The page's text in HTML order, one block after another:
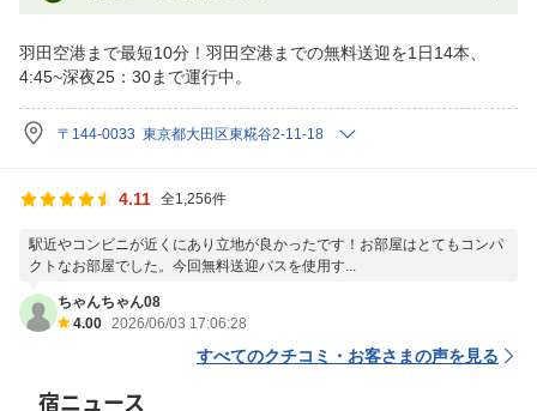
羽田空港まで最短10分！羽田空港までの無料送迎を1日14本、
4:45~深夜25：30まで運行中。
〒144-0033 東京都大田区東糀谷2-11-18
4.11 全1,256件
駅近やコンビニが近くにあり立地が良かったです！お部屋はとてもコンパ
クトなお部屋でした。今回無料送迎バスを使用す...
ちゃんちゃん08
4.00 2026/06/03 17:06:28
すべてのクチコミ・お客さまの声を見る
宿ニュース